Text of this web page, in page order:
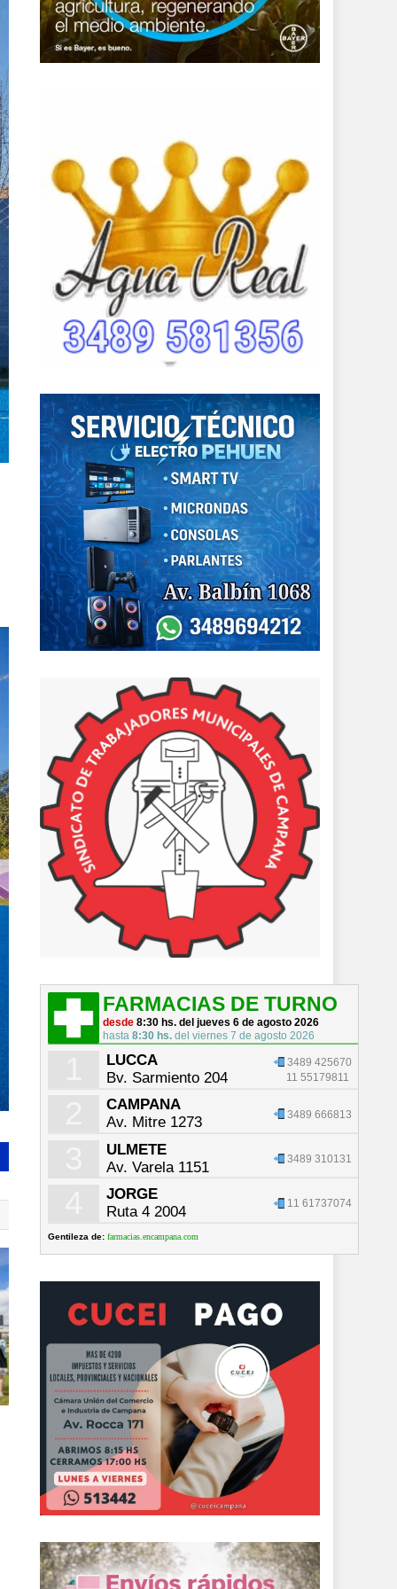
FARMACIAS DE TURNO
desde 8:30 hs. del jueves 6 de agosto 2026
hasta 8:30 hs.del viernes 7 de agosto 2026
LUCCA
Bv. Sarmiento 204
3489 425670
11 55179811
CAMPANA
Av. Mitre 1273
3489 666813
ULMETE
Av. Varela 1151
3489 310131
JORGE
Ruta 4 2004
11 61737074
Gentileza de: farmacias.encampana.com